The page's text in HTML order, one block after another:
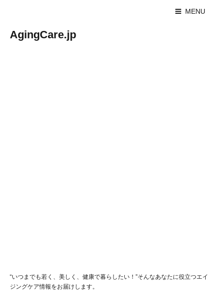
MENU
AgingCare.jp
“いつまでも若く、美しく、健康で暮らしたい！”そんなあなたに役立つエイ
ジングケア情報をお届けします。